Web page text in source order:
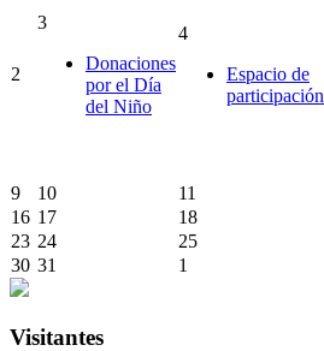
2
3
Donaciones
por el Día
del Niño
4
Espacio de
participación
9 10 11
16 17 18
23 24 25
30 31 1
Visitantes